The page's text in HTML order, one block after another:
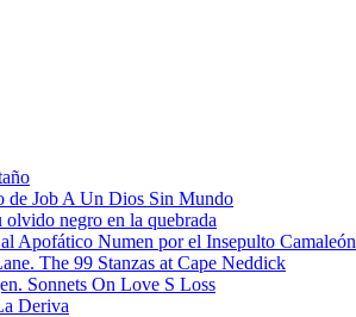
Job A Un Dios Sin Mundo
olvido negro en la quebrada
Apofático Numen por el Insepulto Camaleón
The 99 Stanzas at Cape Neddick
Sonnets On Love S Loss
Deriva